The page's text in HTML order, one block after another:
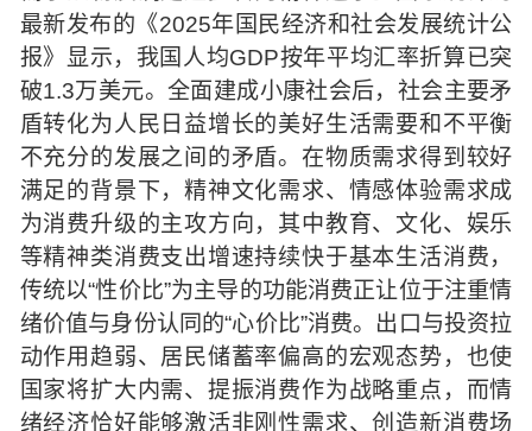
最新发布的《2025年国民经济和社会发展统计公
报》显示，我国人均GDP按年平均汇率折算已突
破1.3万美元。全面建成小康社会后，社会主要矛
盾转化为人民日益增长的美好生活需要和不平衡
不充分的发展之间的矛盾。在物质需求得到较好
满足的背景下，精神文化需求、情感体验需求成
为消费升级的主攻方向，其中教育、文化、娱乐
等精神类消费支出增速持续快于基本生活消费，
传统以“性价比”为主导的功能消费正让位于注重情
绪价值与身份认同的“心价比”消费。出口与投资拉
动作用趋弱、居民储蓄率偏高的宏观态势，也使
国家将扩大内需、提振消费作为战略重点，而情
绪经济恰好能够激活非刚性需求、创造新消费场